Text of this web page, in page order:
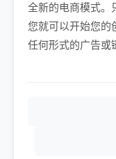
全新的电商模式。
您就可以开始您的
任何形式的广告或